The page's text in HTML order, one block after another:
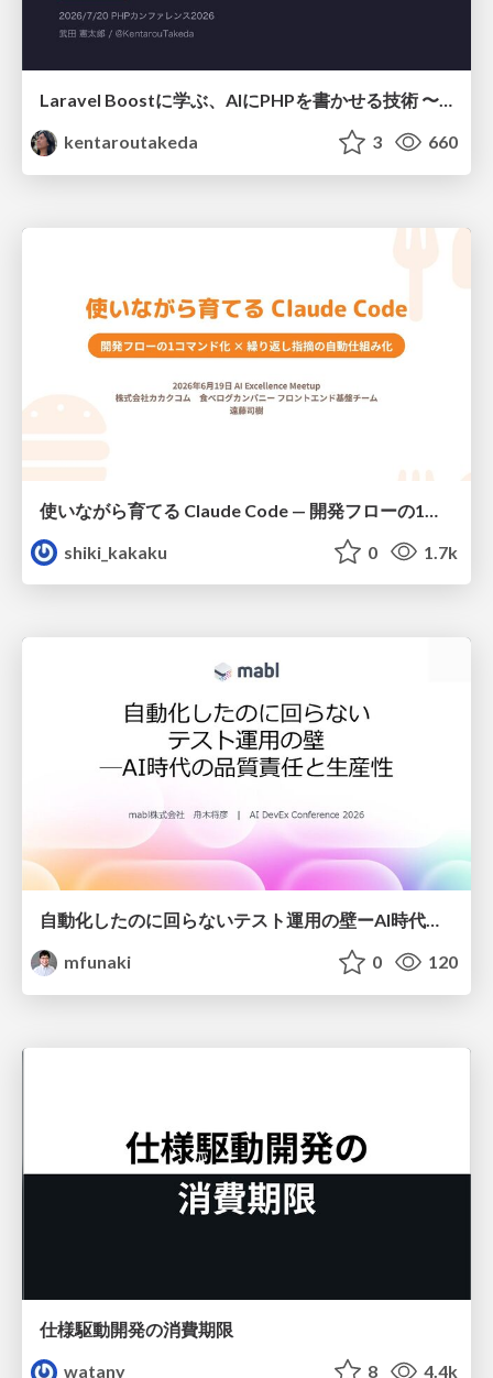
Laravel Boostに学ぶ、AIにPHPを書かせる技術 〜OSSの実装から蒸留するエージェント制御の王道〜
kentaroutakeda
3 660
shiki_kakaku
0 1.7k
自動化したのに回らないテスト運用の壁ーAI時代の品質責任と生産性
mfunaki
0 120
仕様駆動開発の消費期限
watany
8 4.4k